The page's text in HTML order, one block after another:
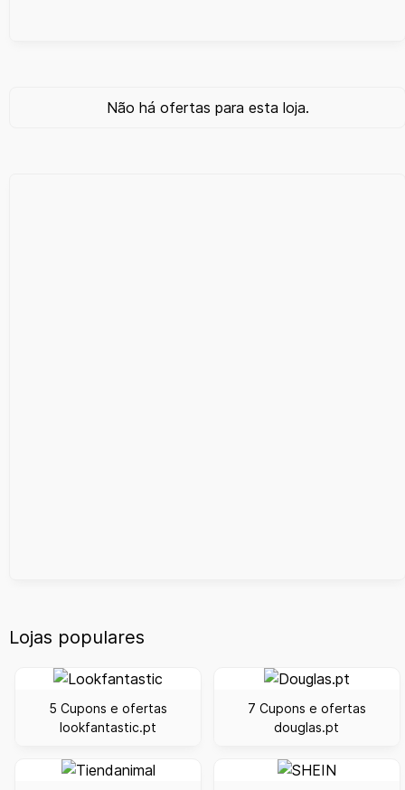
Não há ofertas para esta loja.
Lojas populares
5 Cupons e ofertas
lookfantastic.pt
7 Cupons e ofertas
douglas.pt